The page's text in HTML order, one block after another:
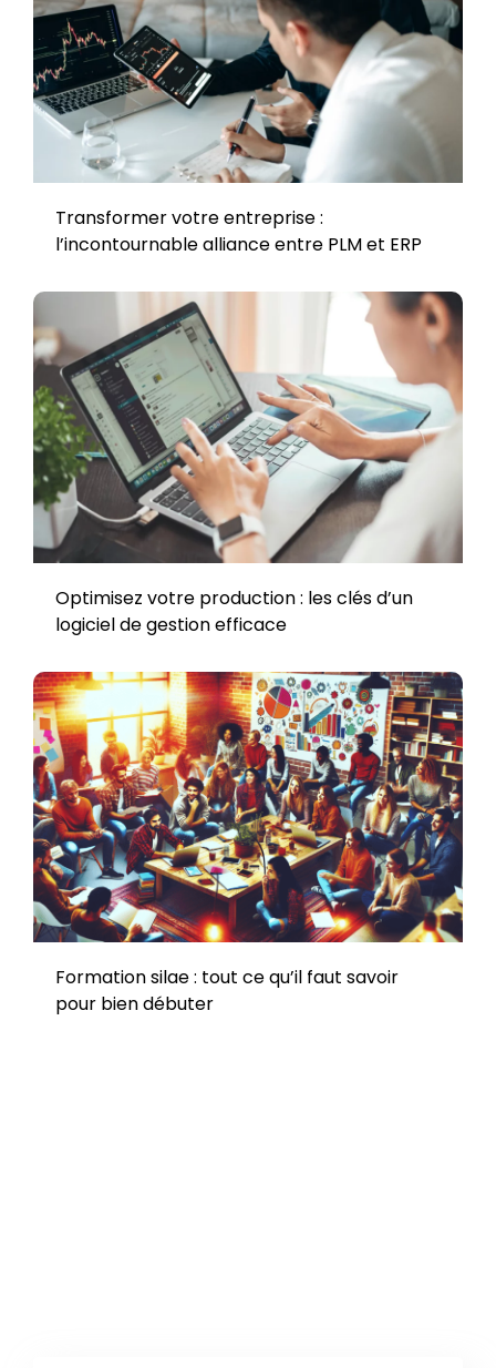
Transformer votre entreprise :
l’incontournable alliance entre PLM et ERP
Optimisez votre production : les clés d’un
logiciel de gestion efficace
Formation silae : tout ce qu’il faut savoir
pour bien débuter